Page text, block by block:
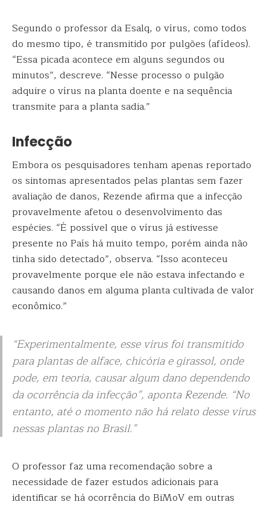
Segundo o professor da Esalq, o vírus, como todos
do mesmo tipo, é transmitido por pulgões (afídeos).
“Essa picada acontece em alguns segundos ou
minutos”, descreve. “Nesse processo o pulgão
adquire o vírus na planta doente e na sequência
transmite para a planta sadia.”
Infecção
Embora os pesquisadores tenham apenas reportado
os sintomas apresentados pelas plantas sem fazer
avaliação de danos, Rezende afirma que a infecção
provavelmente afetou o desenvolvimento das
espécies. “É possível que o vírus já estivesse
presente no País há muito tempo, porém ainda não
tinha sido detectado”, observa. “Isso aconteceu
provavelmente porque ele não estava infectando e
causando danos em alguma planta cultivada de valor
econômico.”
“Experimentalmente, esse vírus foi transmitido
para plantas de alface, chicória e girassol, onde
pode, em teoria, causar algum dano dependendo
da ocorrência da infecção”, aponta Rezende. “No
entanto, até o momento não há relato desse vírus
nessas plantas no Brasil.”
O professor faz uma recomendação sobre a
necessidade de fazer estudos adicionais para
identificar se há ocorrência do BiMoV em outras